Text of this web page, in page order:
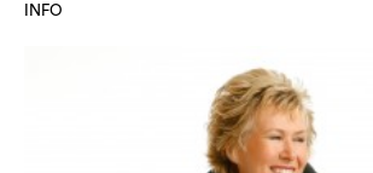
INFO